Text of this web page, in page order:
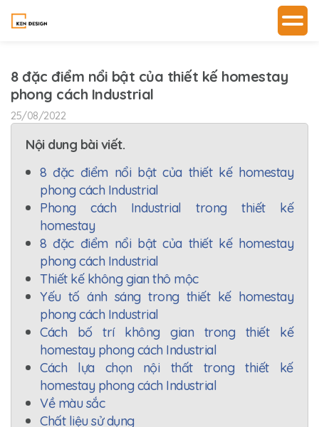
8 đặc điểm nổi bật của thiết kế homestay
phong cách Industrial
25/08/2022
Nội dung bài viết.
8 đặc điểm nổi bật của thiết kế homestay
phong cách Industrial
Phong cách Industrial trong thiết kế
homestay
8 đặc điểm nổi bật của thiết kế homestay
phong cách Industrial
Thiết kế không gian thô mộc
Yếu tố ánh sáng trong thiết kế homestay
phong cách Industrial
Cách bố trí không gian trong thiết kế
homestay phong cách Industrial
Cách lựa chọn nội thất trong thiết kế
homestay phong cách Industrial
Về màu sắc
Chất liệu sử dụng